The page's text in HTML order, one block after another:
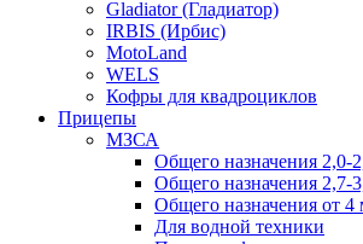
Gladiator (Гладиатор)
IRBIS (Ирбис)
MotoLand
WELS
Кофры для квадроциклов
Прицепы
МЗСА
Общего назначения 2,0-
Общего назначения 2,7-
Общего назначения от
Для водной техники